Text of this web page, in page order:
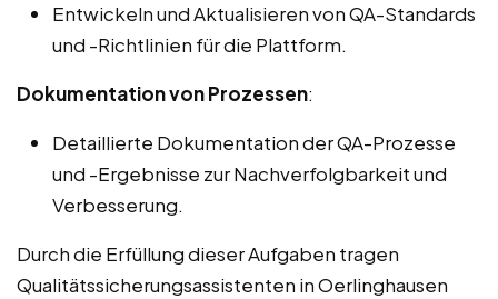
Entwickeln und Aktualisieren von QA-Standards
und -Richtlinien für die Plattform.
Dokumentation von Prozessen:
Detaillierte Dokumentation der QA-Prozesse
und -Ergebnisse zur Nachverfolgbarkeit und
Verbesserung.
Durch die Erfüllung dieser Aufgaben tragen
Qualitätssicherungsassistenten in Oerlinghausen